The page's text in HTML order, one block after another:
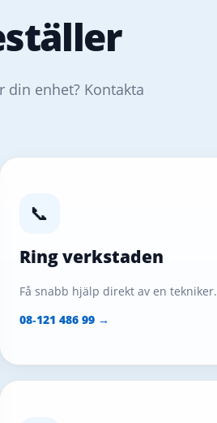
enhet? Kontakta
📞
Ring verkstaden
Få snabb hjälp direkt av en tekniker.
08‑121 486 99 →